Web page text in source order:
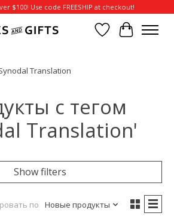
$100! Use code FREESHIP at checkout!
Отложенные
Корзина
Translation
с тегом
Translation'
Show filters
по Новые продукты